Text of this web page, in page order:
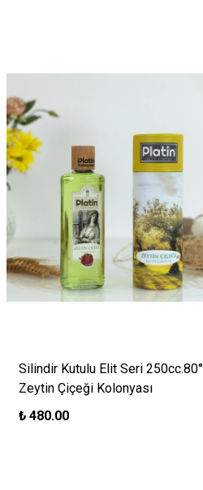
Silindir Kutulu Elit Seri 250cc.80°
Zeytin Çiçeği Kolonyası
₺ 480.00